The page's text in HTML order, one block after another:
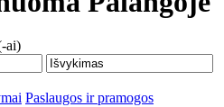
ai)
Paslaugos ir pramogos